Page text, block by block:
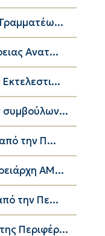
Ανατ...
συμβούλων...
την Π...
ΑΜ...
την Πε...
Περιφέρ...